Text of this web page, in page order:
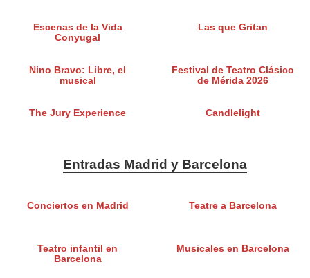
Escenas de la Vida
Conyugal
Las que Gritan
Nino Bravo: Libre, el
musical
Festival de Teatro Clásico
de Mérida 2026
The Jury Experience Candlelight
Entradas Madrid y Barcelona
Conciertos en Madrid Teatre a Barcelona
Teatro infantil en
Barcelona
Musicales en Barcelona